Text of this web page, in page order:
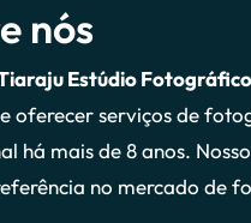
nós
Estúdio
oferecer serviços de
há mais de 8 anos.
no mercado de